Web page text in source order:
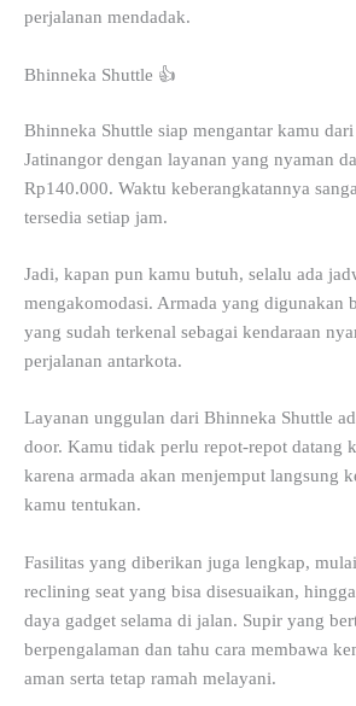
perjalanan mendadak.
Bhinneka Shuttle 👍
Bhinneka Shuttle siap mengantar kamu dari
Jatinangor dengan layanan yang nyaman
Rp140.000. Waktu keberangkatannya
tersedia setiap jam.
Jadi, kapan pun kamu butuh, selalu ada
mengakomodasi. Armada yang digunakan
yang sudah terkenal sebagai kendaraan
perjalanan antarkota.
Layanan unggulan dari Bhinneka Shuttle
door. Kamu tidak perlu repot-repot datang
karena armada akan menjemput langsung
kamu tentukan.
Fasilitas yang diberikan juga lengkap,
reclining seat yang bisa disesuaikan,
daya gadget selama di jalan. Supir yang
berpengalaman dan tahu cara membawa
aman serta tetap ramah melayani.